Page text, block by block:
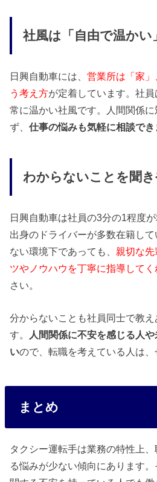
社風は「自由で温かい
日興自動車には、営業所は「家
う考え方が定着しています。社
常に温かい社風です。人間関係
ず、仕事の悩みも気軽に相談でき
わからないことを聞き
日興自動車は社員の3分の1程度
出身のドライバーが多数在籍し
ない環境下であっても、 親切な
ツやノウハウを丁寧に指導してく
さい。
分からないことも社員同士で教
す。
人間関係に不安を感じる人
いので、転職を考えている人は、
まとめ
タクシー運転手は業務の特性上
る悩みが少ない傾向にあります